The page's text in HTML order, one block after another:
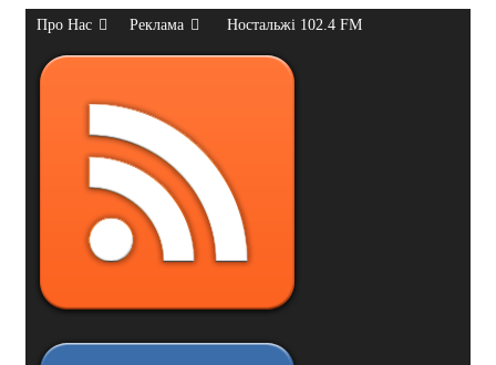
Про Нас Реклама Ностальжі 102.4 FM